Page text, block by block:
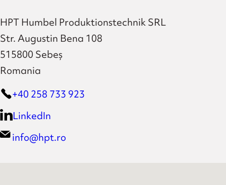
HPT Humbel Produktionstechnik SRL
Str. Augustin Bena 108
515800 Sebeș
Romania
+40 258 733 923
LinkedIn
info@hpt.ro